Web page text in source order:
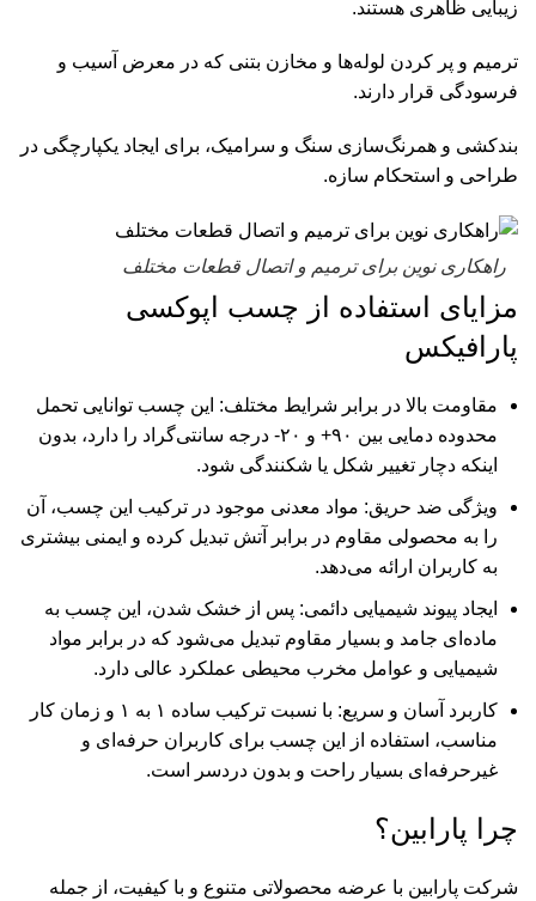
زیبایی ظاهری هستند.
ترمیم و پر کردن لوله‌ها و مخازن بتنی که در معرض آسیب و
فرسودگی قرار دارند.
بندکشی و همرنگ‌سازی سنگ و سرامیک، برای ایجاد یکپارچگی در
طراحی و استحکام سازه.
راهکاری نوین برای ترمیم و اتصال قطعات مختلف
مزایای استفاده از چسب اپوکسی
پارافیکس
مقاومت بالا در برابر شرایط مختلف: این چسب توانایی تحمل
محدوده دمایی بین ۹۰+ و ۲۰- درجه سانتی‌گراد را دارد، بدون
اینکه دچار تغییر شکل یا شکنندگی شود.
ویژگی ضد حریق: مواد معدنی موجود در ترکیب این چسب، آن
را به محصولی مقاوم در برابر آتش تبدیل کرده و ایمنی بیشتری
به کاربران ارائه می‌دهد.
ایجاد پیوند شیمیایی دائمی: پس از خشک شدن، این چسب به
ماده‌ای جامد و بسیار مقاوم تبدیل می‌شود که در برابر مواد
شیمیایی و عوامل مخرب محیطی عملکرد عالی دارد.
کاربرد آسان و سریع: با نسبت ترکیب ساده ۱ به ۱ و زمان کار
مناسب، استفاده از این چسب برای کاربران حرفه‌ای و
غیرحرفه‌ای بسیار راحت و بدون دردسر است.
چرا پارابین؟
شرکت پارابین با عرضه محصولاتی متنوع و با کیفیت، از جمله